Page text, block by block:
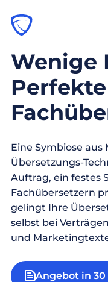
Wenige
Perfekte
Eine Symbiose aus
Übersetzungs-
Auftrag, ein festes
Fachübersetzern
gelingt Ihre
selbst bei
und
Angebot in